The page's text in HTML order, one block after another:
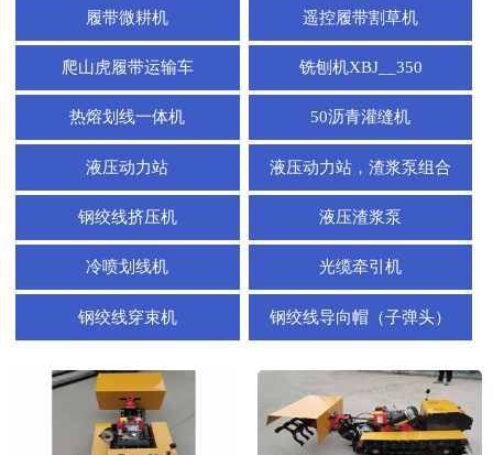
履带微耕机 遥控履带割草机
爬山虎履带运输车 铣刨机XBJ__350
热熔划线一体机 50沥青灌缝机
液压动力站 液压动力站，渣浆泵组合
钢绞线挤压机 液压渣浆泵
冷喷划线机 光缆牵引机
钢绞线穿束机 钢绞线导向帽（子弹头）